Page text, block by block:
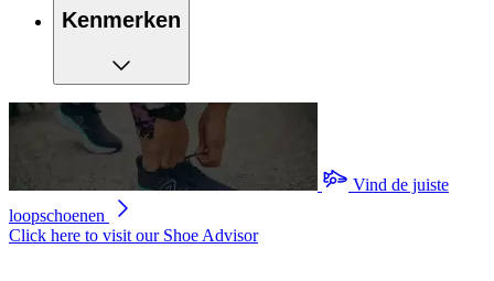
Kenmerken
Vind de juiste
loopschoenen
Click here to visit our Shoe Advisor